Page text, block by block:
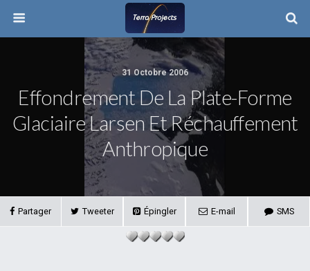
31 Octobre 2006
Effondrement De La Plate-Forme
Glaciaire Larsen Et Réchauffement
Anthropique
Partager Tweeter Épingler E-mail SMS